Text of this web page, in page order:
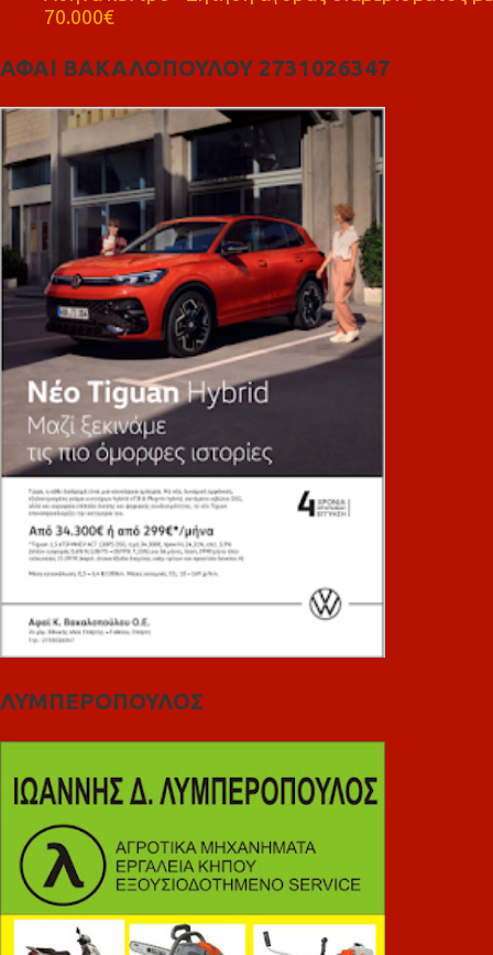
70.000€
ΑΦΑΙ ΒΑΚΑΛΟΠΟΥΛΟΥ 2731026347
ΛΥΜΠΕΡΟΠΟΥΛΟΣ